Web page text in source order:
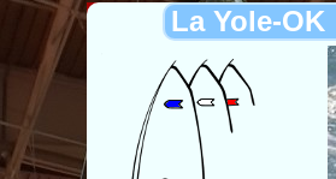
La Yole-OK